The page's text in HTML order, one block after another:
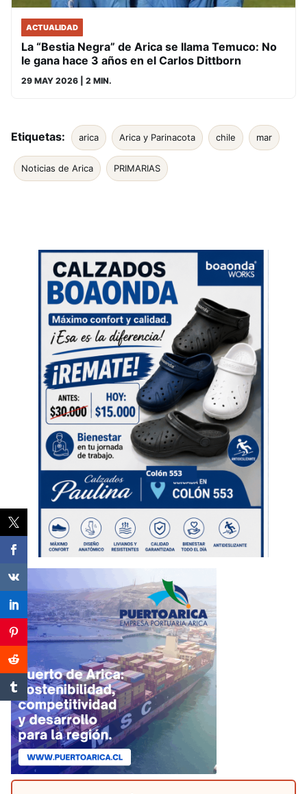
ACTUALIDAD
La “Bestia Negra” de Arica se llama Temuco: No
le gana hace 3 años en el Carlos Dittborn
29 MAY 2026 | 2 MIN.
Etiquetas: arica Arica y Parinacota chile mar
Noticias de Arica PRIMARIAS